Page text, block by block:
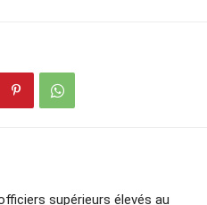
supérieurs élevés au